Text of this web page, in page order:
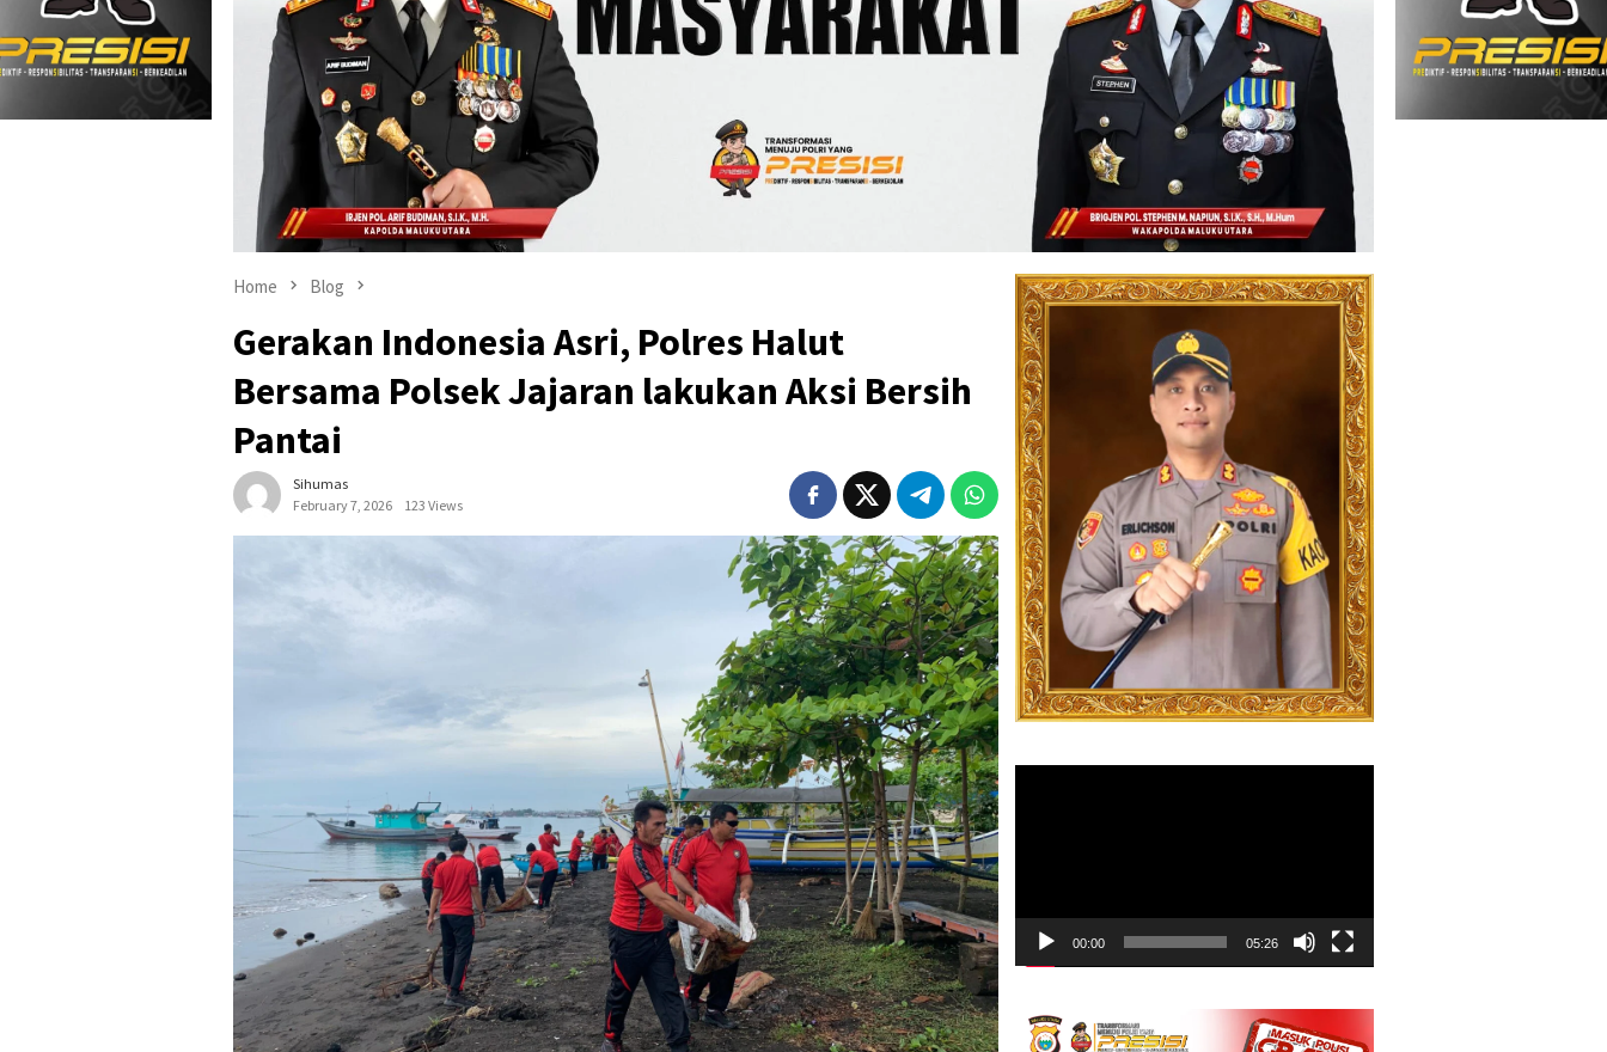
Home Blog
Gerakan Indonesia Asri, Polres Halut
Bersama Polsek Jajaran lakukan Aksi Bersih
Pantai
Sihumas
February 7, 2026
123 Views
00:00 05:26